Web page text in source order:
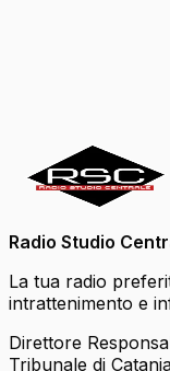
Radio Studio
La tua radio
intrattenimento e
Direttore
Tribunale di